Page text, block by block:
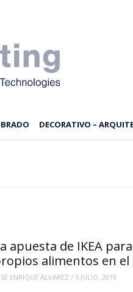
DECORATIVO –
apuesta de IKEA
alimentos en
ENRIQUE ÁLVAREZ / 5 JULIO, 2019